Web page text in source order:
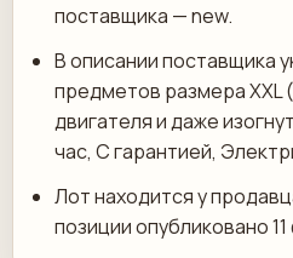
поставщика — new.
В описании поставщика
предметов размера XXL
двигателя и даже
час, С гарантией,
Лот находится у
позиции опубликовано